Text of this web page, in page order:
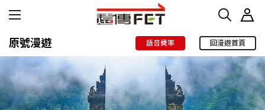
原號漫遊 語音費率 回漫遊首頁